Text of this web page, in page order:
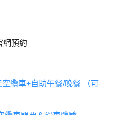
網預約
纜車+自助午餐/晚餐 （可